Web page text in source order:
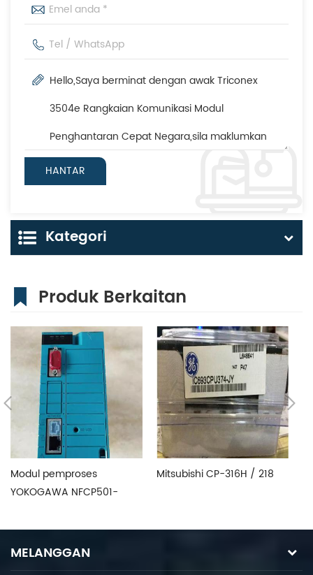
Kategori
Produk Berkaitan
Modul pemproses
YOKOGAWA NFCP501-
mempercepatkan
penghantaran
Mitsubishi CP-316H / 218
MELANGGAN